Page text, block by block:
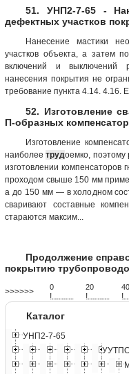
51. УНП2-7-65 -
дефектных участков
Нанесение мастики
участков объекта, а затем
включений и выключений
нанесения покрытия не
требование пункта 4.14. 4.16.
52. Изготовление
П-образных
Изготовление
наиболеетрудоемко, поэтому
изготовлении компенсаторов
проходом свыше 150 мм
а до 150 мм — в холодном
сваривают составные
стараются максим...
Продолжение
покрытию
>>>>>> 0
!...................
20
!...................
40
!......
Каталог
УНП2-7-65